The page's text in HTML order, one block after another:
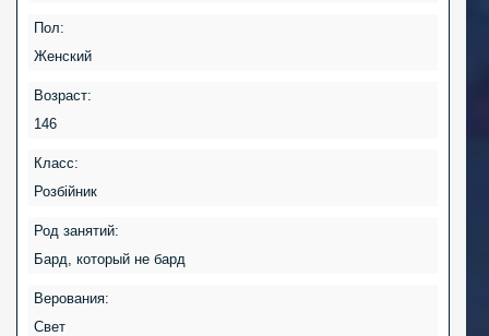
Пол:
Женский
Возраст:
146
Класс:
Розбiйник
Род занятий:
Бард, который не бард
Верования:
Свет